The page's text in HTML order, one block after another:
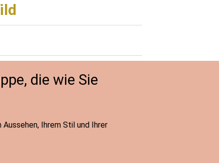
die wie Sie
Ihrem Stil und Ihrer